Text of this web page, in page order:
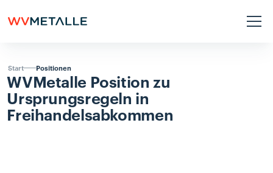
Start Positionen
WVMetalle Position zu
Ursprungsregeln in
Freihandelsabkommen